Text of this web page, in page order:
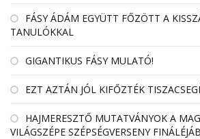
FÁSY ÁDÁM EGYÜTT FŐZÖTT A
TANULÓKKAL
GIGANTIKUS FÁSY MULATÓ!
EZT AZTÁN JÓL KIFŐZTÉK
HAJMERESZTŐ MUTATVÁNYOK A
VILÁGSZÉPE SZÉPSÉGVERSENY